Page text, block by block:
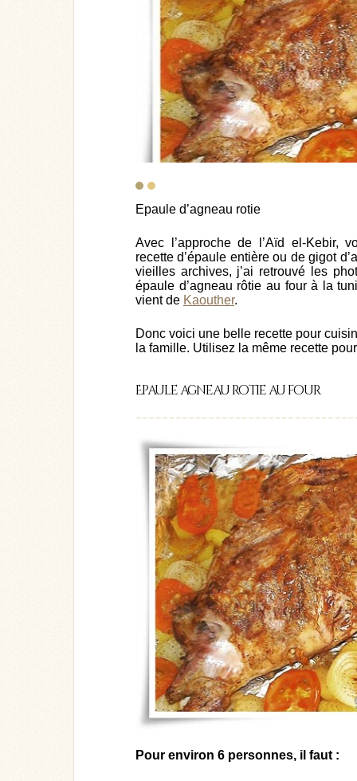
Epaule d’agneau rotie
Avec l’approche de l’Aïd el-Kebir,
recette d’épaule entière ou de gigot
vieilles archives, j’ai retrouvé les
épaule d’agneau rôtie au four à la
vient de Kaouther.
Donc voici une belle recette pour
la famille. Utilisez la même recette
Epaule agneau rotie au four
Pour environ 6 personnes, il faut :